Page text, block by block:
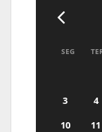
SEG
3
4
10
11